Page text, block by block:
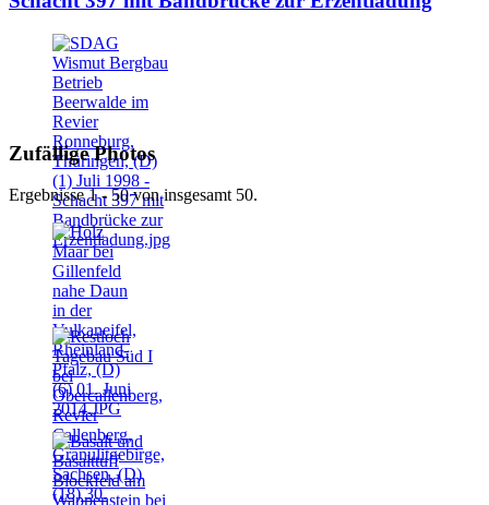
Zufällige Photos
Ergebnisse 1 - 50 von insgesamt 50.